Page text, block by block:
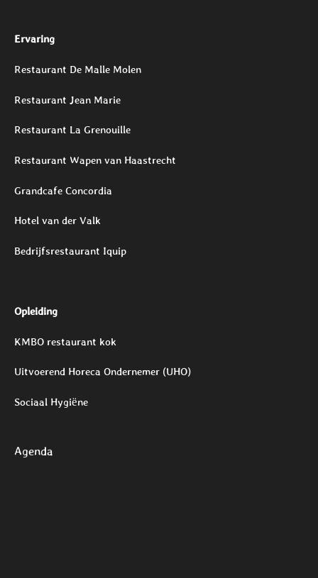
Ervaring
Restaurant De Malle Molen
Restaurant Jean Marie
Restaurant La Grenouille
Restaurant Wapen van Haastrecht
Grandcafe Concordia
Hotel van der Valk
Bedrijfsrestaurant Iquip
Opleiding
KMBO restaurant kok
Uitvoerend Horeca Ondernemer (UHO)
Sociaal Hygiëne
Agenda